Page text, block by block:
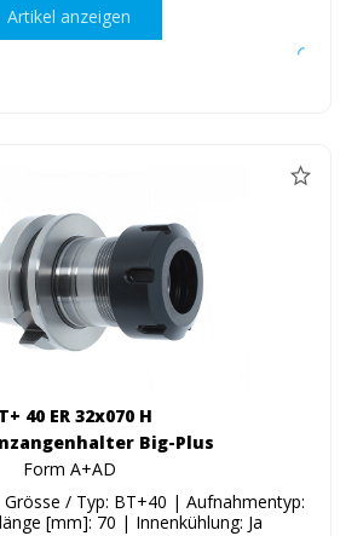
Artikel anzeigen
40 ER 32x070 H
Big-Plus
Form A+AD
/ Typ: BT+40 | Aufnahmentyp:
[mm]: 70 | Innenkühlung: Ja